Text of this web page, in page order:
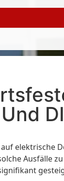
Ausfälle